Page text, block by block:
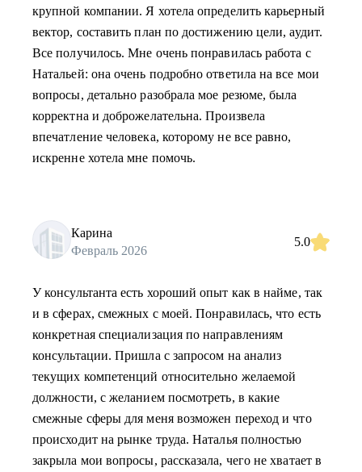
крупной компании. Я хотела определить карьерный
вектор, составить план по достижению цели, аудит.
Все получилось. Мне очень понравилась работа с
Натальей: она очень подробно ответила на все мои
вопросы, детально разобрала мое резюме, была
корректна и доброжелательна. Произвела
впечатление человека, которому не все равно,
искренне хотела мне помочь.
Карина
Февраль 2026
5.0
У консультанта есть хороший опыт как в найме, так
и в сферах, смежных с моей. Понравилась, что есть
конкретная специализация по направлениям
консультации. Пришла с запросом на анализ
текущих компетенций относительно желаемой
должности, с желанием посмотреть, в какие
смежные сферы для меня возможен переход и что
происходит на рынке труда. Наталья полностью
закрыла мои вопросы, рассказала, чего не хватает в